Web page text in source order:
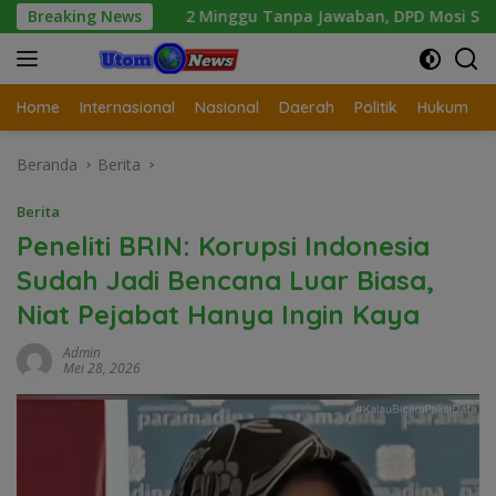
Langsung
ke
konten
Breaking News2 Minggu Tanpa Jawaban, DPD Mosi Sumut
Home Internasional Nasional Daerah Politik Hukum
Beranda Berita
Berita
Peneliti BRIN: Korupsi Indonesia
Sudah Jadi Bencana Luar Biasa,
Niat Pejabat Hanya Ingin Kaya
Admin
Mei 28, 2026